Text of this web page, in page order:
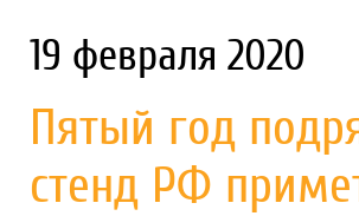
19 февраля 2020
Пятый год
стенд РФ